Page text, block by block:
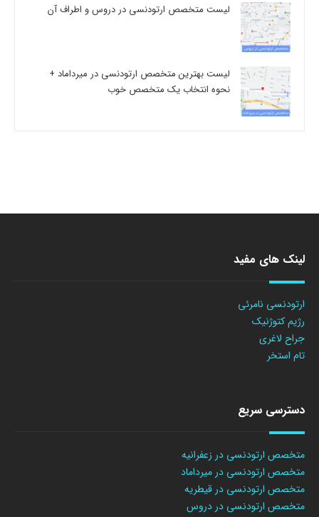
لیست متخصص ارتودنسی در دروس و اطراف آن
لیست بهترین متخصص ارتودنسی در میرداماد +
نحوه انتخاب یک متخصص خوب
لینک های مفید
ارتودنسی نامرئی
رژیم کتوژنیک
جراح لاغری
تام استخر
دسترسی سریع
متخصص ارتودنسی در زعفرانیه
متخصص ارتودنسی در میرداماد
متخصص ارتودنسی در قیطریه
متخصص ارتودنسی در دروس